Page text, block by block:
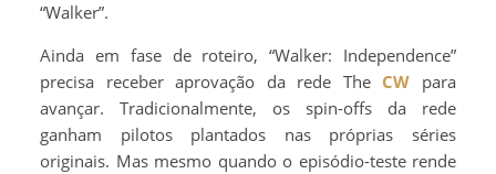
“Walker”.
Ainda em fase de roteiro, “Walker: Independence”
precisa receber aprovação da rede The CW para
avançar. Tradicionalmente, os spin-offs da rede
ganham pilotos plantados nas próprias séries
originais. Mas mesmo quando o episódio-teste rende